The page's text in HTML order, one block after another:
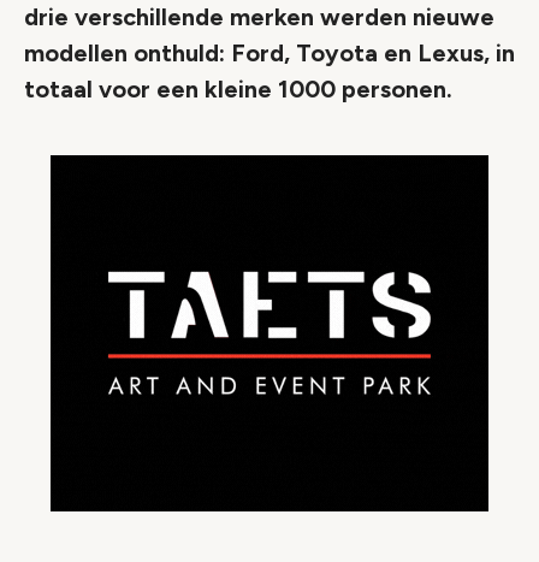
drie verschillende merken werden nieuwe
modellen onthuld: Ford, Toyota en Lexus, in
totaal voor een kleine 1000 personen.